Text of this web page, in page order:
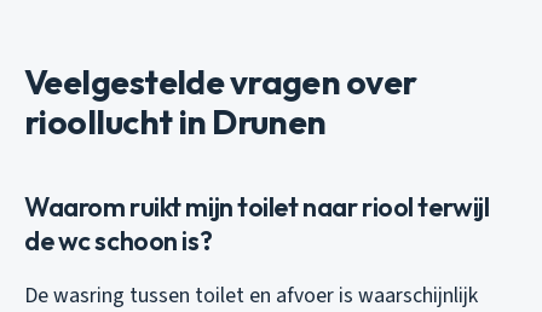
Veelgestelde vragen over
rioollucht in Drunen
Waarom ruikt mijn toilet naar riool terwijl
de wc schoon is?
De wasring tussen toilet en afvoer is waarschijnlijk